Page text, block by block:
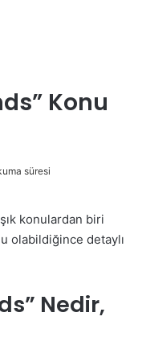
Konu
süresi
konulardan biri
olabildiğince detaylı
Nedir,